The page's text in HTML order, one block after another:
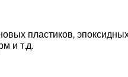
пластиков,
и т.д.